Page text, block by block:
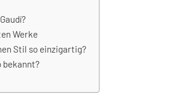
Werke
Stil so einzigartig?
bekannt?